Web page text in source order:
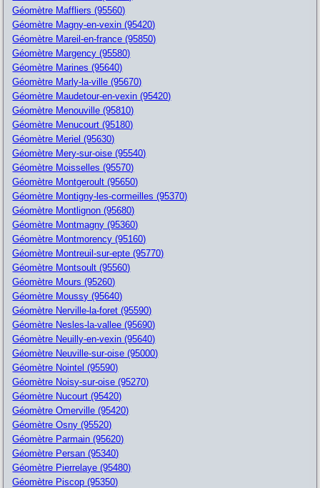
Géomètre Maffliers (95560)
Géomètre Magny-en-vexin (95420)
Géomètre Mareil-en-france (95850)
Géomètre Margency (95580)
Géomètre Marines (95640)
Géomètre Marly-la-ville (95670)
Géomètre Maudetour-en-vexin (95420)
Géomètre Menouville (95810)
Géomètre Menucourt (95180)
Géomètre Meriel (95630)
Géomètre Mery-sur-oise (95540)
Géomètre Moisselles (95570)
Géomètre Montgeroult (95650)
Géomètre Montigny-les-cormeilles (95370)
Géomètre Montlignon (95680)
Géomètre Montmagny (95360)
Géomètre Montmorency (95160)
Géomètre Montreuil-sur-epte (95770)
Géomètre Montsoult (95560)
Géomètre Mours (95260)
Géomètre Moussy (95640)
Géomètre Nerville-la-foret (95590)
Géomètre Nesles-la-vallee (95690)
Géomètre Neuilly-en-vexin (95640)
Géomètre Neuville-sur-oise (95000)
Géomètre Nointel (95590)
Géomètre Noisy-sur-oise (95270)
Géomètre Nucourt (95420)
Géomètre Omerville (95420)
Géomètre Osny (95520)
Géomètre Parmain (95620)
Géomètre Persan (95340)
Géomètre Pierrelaye (95480)
Géomètre Piscop (95350)